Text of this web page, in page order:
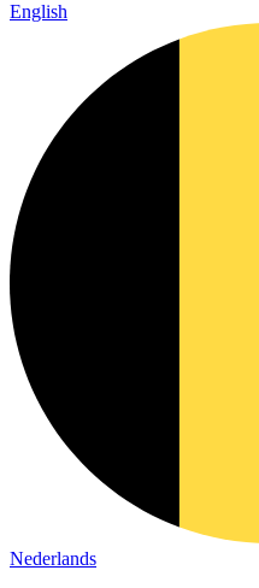
English
Nederlands